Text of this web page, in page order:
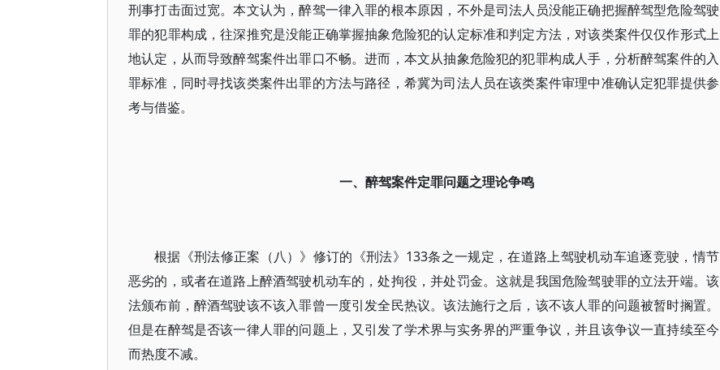
刑事打击面过宽。本文认为，醉驾一律入罪的根本原因，不外是司法人员没能正确把握醉驾型危险驾驶
罪的犯罪构成，往深推究是没能正确掌握抽象危险犯的认定标准和判定方法，对该类案件仅仅作形式上
地认定，从而导致醉驾案件出罪口不畅。进而，本文从抽象危险犯的犯罪构成人手，分析醉驾案件的入
罪标准，同时寻找该类案件出罪的方法与路径，希冀为司法人员在该类案件审理中准确认定犯罪提供参
考与借鉴。
一、醉驾案件定罪问题之理论争鸣
根据《刑法修正案（八）》修订的《刑法》133条之一规定，在道路上驾驶机动车追逐竞驶，情节
恶劣的，或者在道路上醉酒驾驶机动车的，处拘役，并处罚金。这就是我国危险驾驶罪的立法开端。该
法颁布前，醉酒驾驶该不该入罪曾一度引发全民热议。该法施行之后，该不该人罪的问题被暂时搁置。
但是在醉驾是否该一律人罪的问题上，又引发了学术界与实务界的严重争议，并且该争议一直持续至今
而热度不减。